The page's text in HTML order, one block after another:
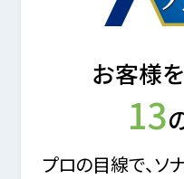
お客様
13
プロの目線で、ソ